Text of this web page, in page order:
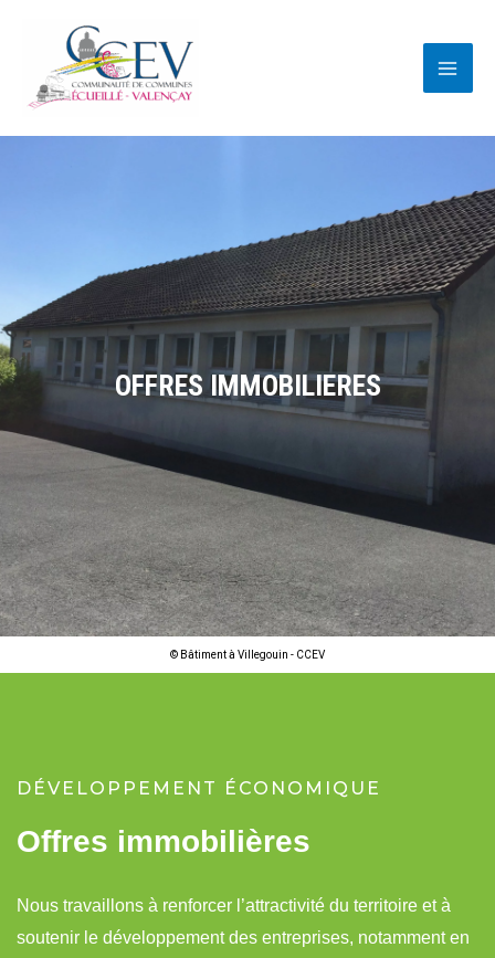
contenu
OFFRES IMMOBILIERES
© Bâtiment à Villegouin - CCEV
DÉVELOPPEMENT ÉCONOMIQUE
Offres immobilières
Nous travaillons à renforcer l’attractivité du territoire et à
soutenir le développement des entreprises, notamment en